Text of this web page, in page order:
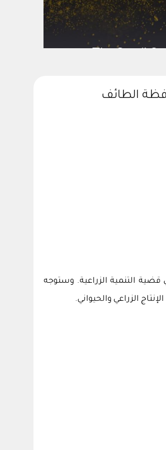
التنمية الزراعية. وستوجه
الزراعي والحيواني.